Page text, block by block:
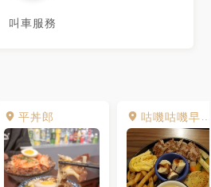
叫車服務
平丼郎 咕嘰咕嘰早午餐 屏東民族店